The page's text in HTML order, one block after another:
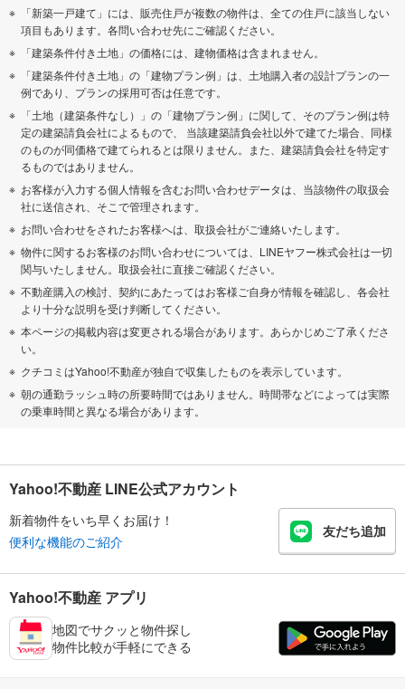
「新築一戸建て」には、販売住戸が複数の物件は、全ての住戸に該当しない
項目もあります。各問い合わせ先にご確認ください。
「建築条件付き土地」の価格には、建物価格は含まれません。
「建築条件付き土地」の「建物プラン例」は、土地購入者の設計プランの一
例であり、プランの採用可否は任意です。
「土地（建築条件なし）」の「建物プラン例」に関して、そのプラン例は特
定の建築請負会社によるもので、 当該建築請負会社以外で建てた場合、同様
のものが同価格で建てられるとは限りません。また、建築請負会社を特定す
るものではありません。
お客様が入力する個人情報を含むお問い合わせデータは、当該物件の取扱会
社に送信され、そこで管理されます。
お問い合わせをされたお客様へは、取扱会社がご連絡いたします。
物件に関するお客様のお問い合わせについては、LINEヤフー株式会社は一切
関与いたしません。取扱会社に直接ご確認ください。
不動産購入の検討、契約にあたってはお客様ご自身が情報を確認し、各会社
より十分な説明を受け判断してください。
本ページの掲載内容は変更される場合があります。あらかじめご了承くださ
い。
クチコミはYahoo!不動産が独自で収集したものを表示しています。
朝の通勤ラッシュ時の所要時間ではありません。時間帯などによっては実際
の乗車時間と異なる場合があります。
Yahoo!不動産 LINE公式アカウント
新着物件をいち早くお届け！
便利な機能のご紹介
友だち追加
Yahoo!不動産 アプリ
地図でサクッと物件探し
物件比較が手軽にできる